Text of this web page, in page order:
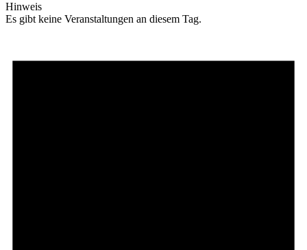
Hinweis
Es gibt keine Veranstaltungen an diesem Tag.